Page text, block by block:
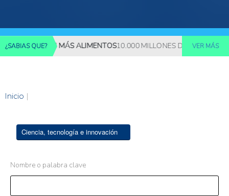
¿SABIAS QUE?MÁS ALIMENTOS10.000 MILLONES DE PERSONAS
VER MÁS
Inicio |
Ciencia, tecnología e innovación
Nombre o palabra clave